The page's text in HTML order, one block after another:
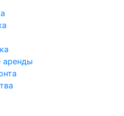
аренды